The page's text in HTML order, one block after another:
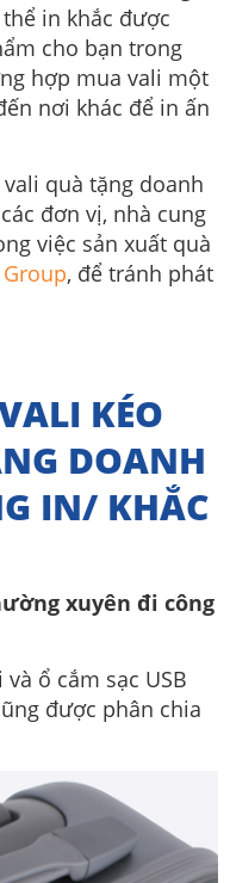
in khắc được
cho bạn trong
hợp mua vali một
nơi khác để in ấn
quà tặng doanh
đơn vị, nhà cung
việc sản xuất quà
Group, để tránh phát
KÉO
DOANH
IN/ KHẮC
xuyên đi công
ổ cắm sạc USB
được phân chia